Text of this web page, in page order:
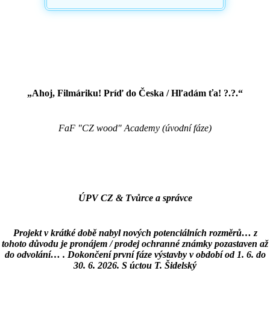
„Ahoj, Filmáriku! Príď do Česka / Hľadám ťa! ?.?.“
FaF "CZ wood" Academy (úvodní fáze)
ÚPV CZ & Tvůrce a správce
Projekt v krátké době nabyl nových potenciálních rozměrů… z
tohoto důvodu je pronájem / prodej ochranné známky pozastaven až
do odvolání… . Dokončení první fáze výstavby v období od 1. 6. do
30. 6. 2026. S úctou T. Šidelský